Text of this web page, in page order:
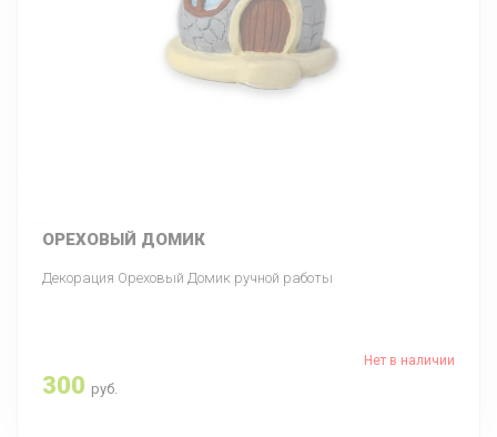
ОРЕХОВЫЙ ДОМИК
Декорация Ореховый Домик ручной работы
300 руб.
Нет в наличии